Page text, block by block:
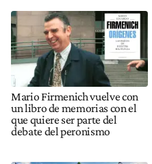
Mario Firmenich vuelve con
un libro de memorias con el
que quiere ser parte del
debate del peronismo